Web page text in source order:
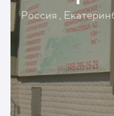
Россия ,